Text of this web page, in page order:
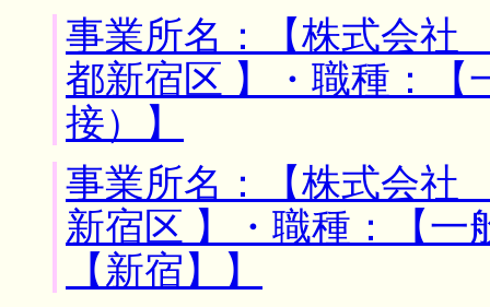
事業所名：【株式会
都新宿区 】・職種：【
接）】
事業所名：【株式会
新宿区 】・職種：【一
【新宿】】